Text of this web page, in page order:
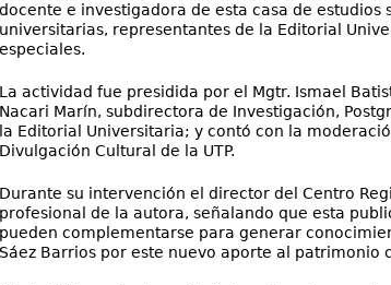
docente e investigadora de esta casa de
universitarias, representantes de la Editorial
especiales.
La actividad fue presidida por el Mgtr. Ismael
Nacari Marín, subdirectora de Investigación,
la Editorial Universitaria; y contó con la
Divulgación Cultural de la UTP.
Durante su intervención el director del Centro
profesional de la autora, señalando que esta
pueden complementarse para generar
Sáez Barrios por este nuevo aporte al patrimonio